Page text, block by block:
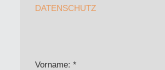
DATENSCHUTZ
Vorname: *